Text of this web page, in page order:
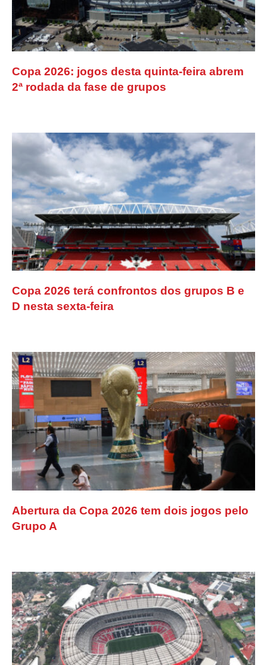
Copa 2026: jogos desta quinta-feira abrem
2ª rodada da fase de grupos
Copa 2026 terá confrontos dos grupos B e
D nesta sexta-feira
Abertura da Copa 2026 tem dois jogos pelo
Grupo A